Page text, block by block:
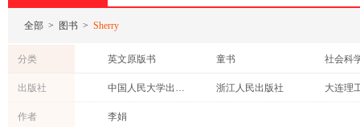
全部 > 图书 > Sherry
分类 英文原版书 童书
社会科
外语
成功/励志
两性关
出版社 中国人民大学出版社
浙江人民出版社
中国铁道出版社
作者 李娟
加